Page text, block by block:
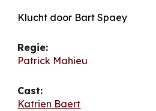
Klucht door Bart Spaey
Regie:
Patrick Mahieu
Cast:
Katrien Baert